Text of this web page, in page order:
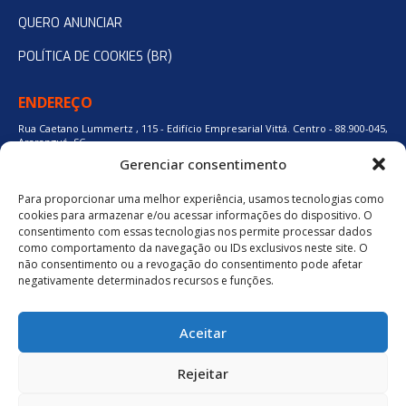
Gerenciar consentimento
Para proporcionar uma melhor experiência, usamos tecnologias como
cookies para armazenar e/ou acessar informações do dispositivo. O
consentimento com essas tecnologias nos permite processar dados
como comportamento da navegação ou IDs exclusivos neste site. O
não consentimento ou a revogação do consentimento pode afetar
negativamente determinados recursos e funções.
Aceitar
Rejeitar
QUERO ANUNCIAR
POLÍTICA DE COOKIES (BR)
ENDEREÇO
Rua Caetano Lummertz , 115 - Edifício Empresarial Vittá. Centro - 88.900-045,
Araranguá, SC.
48 3524-0137
48 9880-84667